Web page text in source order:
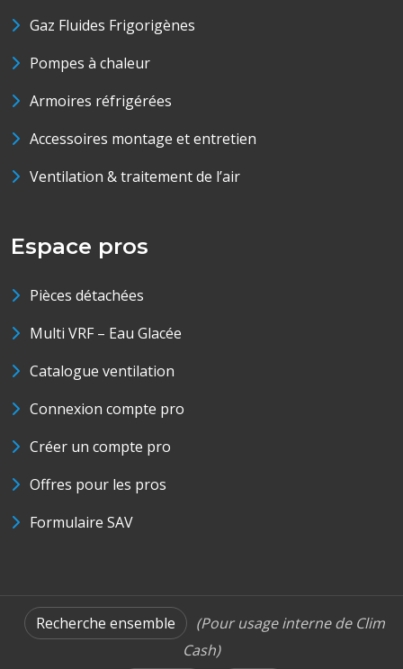
Gaz Fluides Frigorigènes
Pompes à chaleur
Armoires réfrigérées
Accessoires montage et entretien
Ventilation & traitement de l’air
Espace pros
Pièces détachées
Multi VRF – Eau Glacée
Catalogue ventilation
Connexion compte pro
Créer un compte pro
Offres pour les pros
Formulaire SAV
Recherche ensemble
(Pour usage interne de Clim
Cash)